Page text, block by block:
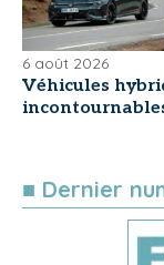
6 août 2026
Véhicules
■ Dernier